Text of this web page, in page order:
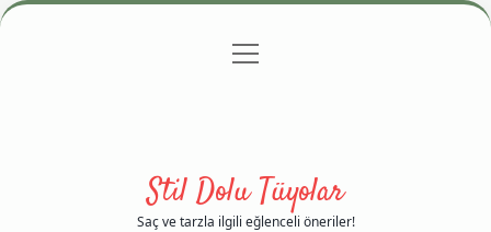
Gizlilik Politikası
menüyü
Stil Dolu Tüyolar
Saç ve tarzla ilgili eğlenceli öneriler!